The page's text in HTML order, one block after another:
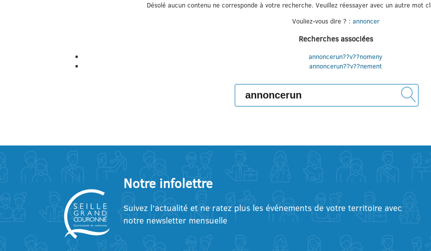
Désolé aucun contenu ne corresponde à votre recherche. Veuillez réessayer avec un autre mot
Vouliez-vous dire ? : annoncer
Recherches associées
annoncerun??v??nomeny
annoncerun??v??nement
Rechercher :
Notre infolettre
Suivez l’actualité et ne ratez plus les événements de votre territoire avec
notre newsletter mensuelle